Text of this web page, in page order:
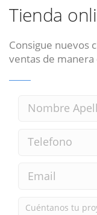
Tienda
Consigue nuevos
ventas de manera